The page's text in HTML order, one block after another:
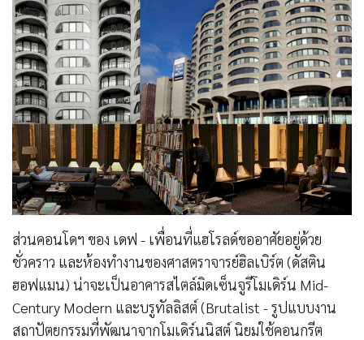
ส่วนคอนโดฯ ของ เดฟ - เพื่อนที่แฮโรลด์ขออาศัยอยู่ด้วย
ชั่วคราว และห้องทำงานของศาสตราจารย์ฮิลเบิร์ต (ดัสติน
ฮอฟแมน) น่าจะเป็นอาคารสไตล์มิดเซ็นจูรีโมเดิร์น Mid-
Century Modern และบรูทัลลิสต์ (Brutalist - รูปแบบงาน
สถาปัตยกรรมที่พัฒนาจากโมเดิร์นนิสต์ นิยมใช้คอนกรีต